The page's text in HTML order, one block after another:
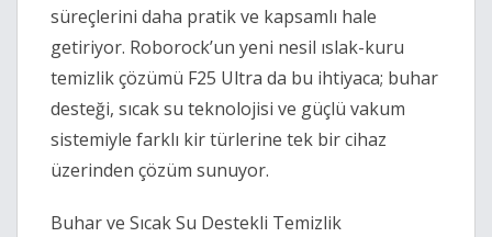
süreçlerini daha pratik ve kapsamlı hale
getiriyor. Roborock’un yeni nesil ıslak-kuru
temizlik çözümü F25 Ultra da bu ihtiyaca; buhar
desteği, sıcak su teknolojisi ve güçlü vakum
sistemiyle farklı kir türlerine tek bir cihaz
üzerinden çözüm sunuyor.
Buhar ve Sıcak Su Destekli Temizlik